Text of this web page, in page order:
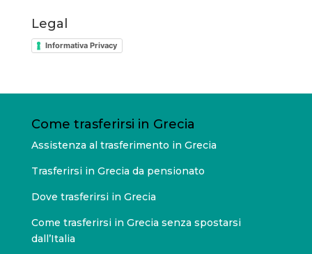
Legal
Informativa Privacy
Come trasferirsi in Grecia
Assistenza al trasferimento in Grecia
Trasferirsi in Grecia da pensionato
Dove trasferirsi in Grecia
Come trasferirsi in Grecia senza spostarsi
dall’Italia